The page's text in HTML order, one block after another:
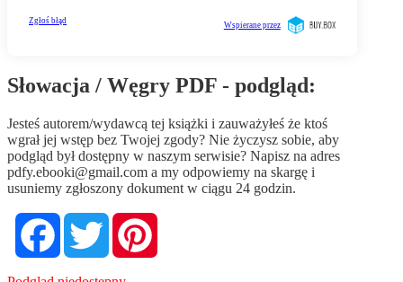
Słowacja / Węgry PDF - podgląd:
Jesteś autorem/wydawcą tej książki i zauważyłeś że ktoś
wgrał jej wstęp bez Twojej zgody? Nie życzysz sobie, aby
podgląd był dostępny w naszym serwisie? Napisz na adres
pdfy.ebooki@gmail.com a my odpowiemy na skargę i
usuniemy zgłoszony dokument w ciągu 24 godzin.
FacebookTwitter